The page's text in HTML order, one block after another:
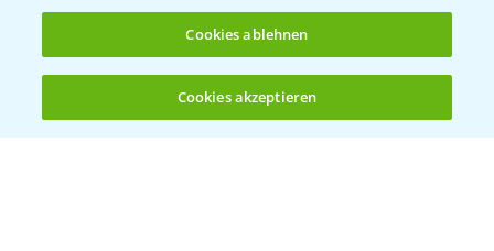
(noch 4)
Verantwortung & Sorgfalt
PAMIRA - Packmittelrücknahme
Sammelstellen und Termine
Cookies ablehnen
Cookies akzeptieren